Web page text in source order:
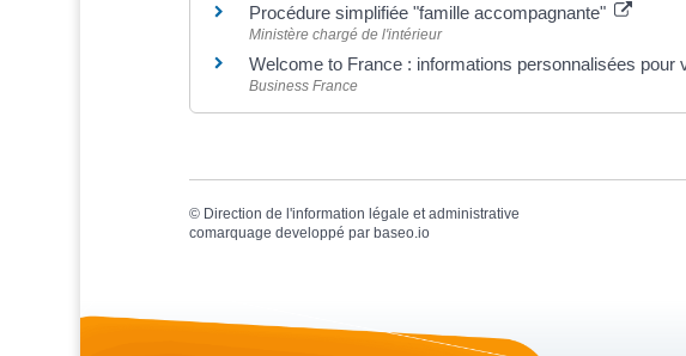
Procédure simplifiée "famille accompagnante"
Ministère chargé de l'intérieur
Welcome to France : informations personnalisées pour
Business France
© Direction de l'information légale et administrative
comarquage developpé par baseo.io